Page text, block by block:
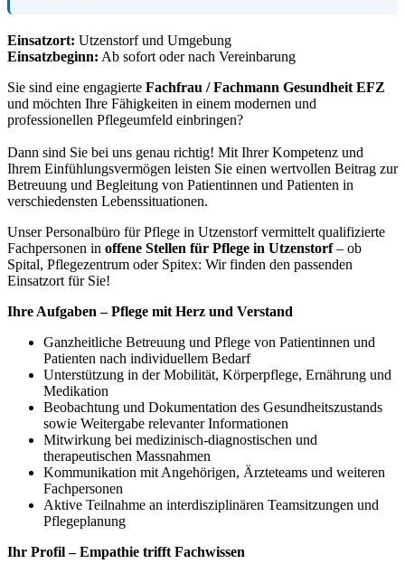
Einsatzort: Utzenstorf und Umgebung
Einsatzbeginn: Ab sofort oder nach Vereinbarung
Sie sind eine engagierte Fachfrau / Fachmann Gesundheit EFZ
und möchten Ihre Fähigkeiten in einem modernen und
professionellen Pflegeumfeld einbringen?
Dann sind Sie bei uns genau richtig! Mit Ihrer Kompetenz und
Ihrem Einfühlungsvermögen leisten Sie einen wertvollen Beitrag zur
Betreuung und Begleitung von Patientinnen und Patienten in
verschiedensten Lebenssituationen.
Unser Personalbüro für Pflege in Utzenstorf vermittelt qualifizierte
Fachpersonen in offene Stellen für Pflege in Utzenstorf– ob
Spital, Pflegezentrum oder Spitex: Wir finden den passenden
Einsatzort für Sie!
Ihre Aufgaben – Pflege mit Herz und Verstand
Ganzheitliche Betreuung und Pflege von Patientinnen und
Patienten nach individuellem Bedarf
Unterstützung in der Mobilität, Körperpflege, Ernährung und
Medikation
Beobachtung und Dokumentation des Gesundheitszustands
sowie Weitergabe relevanter Informationen
Mitwirkung bei medizinisch-diagnostischen und
therapeutischen Massnahmen
Kommunikation mit Angehörigen, Ärzteteams und weiteren
Fachpersonen
Aktive Teilnahme an interdisziplinären Teamsitzungen und
Pflegeplanung
Ihr Profil – Empathie trifft Fachwissen